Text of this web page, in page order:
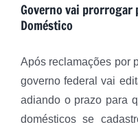
Governo vai prorrogar
Doméstico
Após reclamações por
governo federal vai
adiando o prazo para
domésticos se